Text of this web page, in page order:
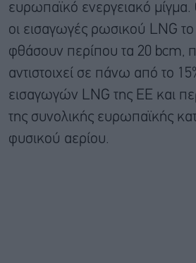
ευρωπαϊκό ενεργειακό μίγμα.
οι εισαγωγές ρωσικού LNG
φθάσουν περίπου τα 20 bcm,
αντιστοιχεί σε πάνω από το
εισαγωγών LNG της ΕΕ και
της συνολικής ευρωπαϊκής
φυσικού αερίου.